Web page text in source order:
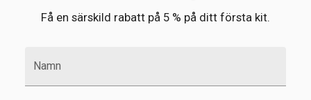
Få en särskild rabatt på 5 % på ditt första kit.
Namn